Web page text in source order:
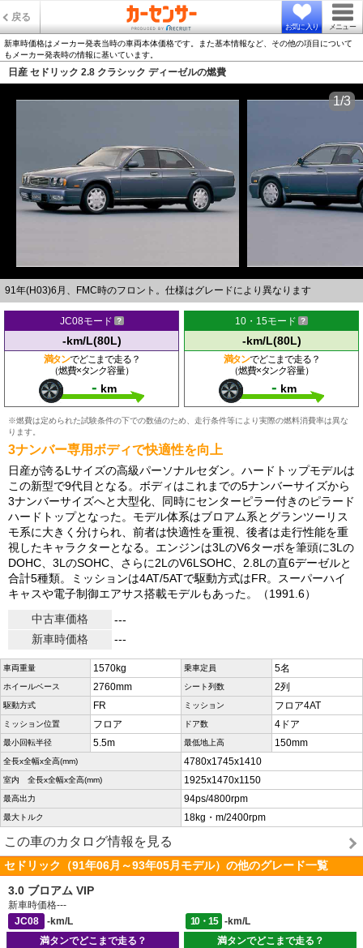
戻る
お気に入り メニュー
新車時価格はメーカー発表当時の車両本体価格です。また基本情報など、その他の項目について
もメーカー発表時の情報に基いています。
日産 セドリック 2.8 クラシック ディーゼルの燃費
91年(H03)6月、FMC時のフロント。仕様はグレードにより異なります
1/3
JC08モード
-km/L(80L)
満タンでどこまで走る？
（燃費×タンク容量）
- km
10・15モード
-km/L(80L)
満タンでどこまで走る？
（燃費×タンク容量）
- km
※燃費は定められた試験条件の下での数値のため、走行条件等により実際の燃料消費率は異な
ります。
3ナンバー専用ボディで快適性を向上
日産が誇るLサイズの高級パーソナルセダン。ハードトップモデルは
この新型で9代目となる。ボディはこれまでの5ナンバーサイズから
3ナンバーサイズへと大型化、同時にセンターピラー付きのピラード
ハードトップとなった。モデル体系はブロアム系とグランツーリス
モ系に大きく分けられ、前者は快適性を重視、後者は走行性能を重
視したキャラクターとなる。エンジンは3LのV6ターボを筆頭に3Lの
DOHC、3LのSOHC、さらに2LのV6LSOHC、2.8Lの直6デーゼルと
合計5種類。ミッションは4AT/5ATで駆動方式はFR。スーパーハイ
キャスや電子制御エアサス搭載モデルもあった。（1991.6）
中古車価格
---
新車時価格
---
車両重量 1570kg 乗車定員 5名
ホイールベース 2760mm シート列数 2列
駆動方式 FR ミッション フロア4AT
ミッション位置 フロア ドア数 4ドア
最小回転半径 5.5m 最低地上高 150mm
全長x全幅x全高(mm) 4780x1745x1410
室内 全長x全幅x全高(mm) 1925x1470x1150
最高出力 94ps/4800rpm
最大トルク 18kg・m/2400rpm
この車のカタログ情報を見る
セドリック（91年06月～93年05月モデル）の他のグレード一覧
3.0 ブロアム VIP
新車時価格---
JC08
-km/L 10・15
-km/L
満タンでどこまで走る？
満タンでどこまで走る？